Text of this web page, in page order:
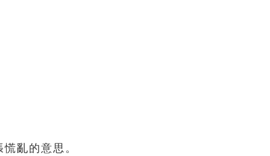
亂的意思。